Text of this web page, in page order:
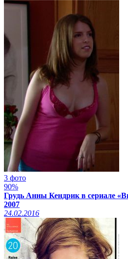
3 фото
90%
Грудь Анны Кендрик в сериале
2007
24.02.2016